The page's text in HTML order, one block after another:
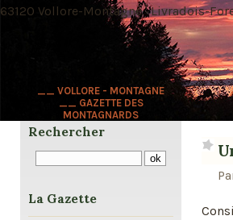
__ VOLLORE - MONTAGNE
__ GAZETTE DES
MONTAGNARDS
63120 Vollore-Montagne · Livradois-
Rechercher
La Gazette